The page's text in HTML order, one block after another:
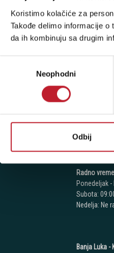
Koristimo kolačiće za
Takođe delimo informacije
da ih kombinuju sa drugim
Neophodni
Odbij
informacije o novitetima i
proizvodima
+387 55 209
+387 55 209
Radno
Ponedeljak -
Subota:
Nedelja: Ne
Banja Luka -